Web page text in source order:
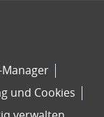
Manager
und Cookies